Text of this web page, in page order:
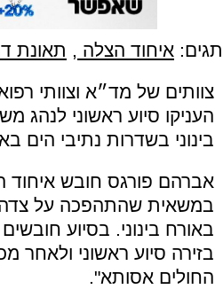
תגים: איחוד הצלה , תאונת
צוותים של מד״א וצוותי
בינוני בשדרות נתיבי הים
אברהם פורגס חובש
במשאית שהתהפכה על
באורח בינוני. בסיוע
בזירה סיוע ראשוני ולאחר
החולים אסותא".